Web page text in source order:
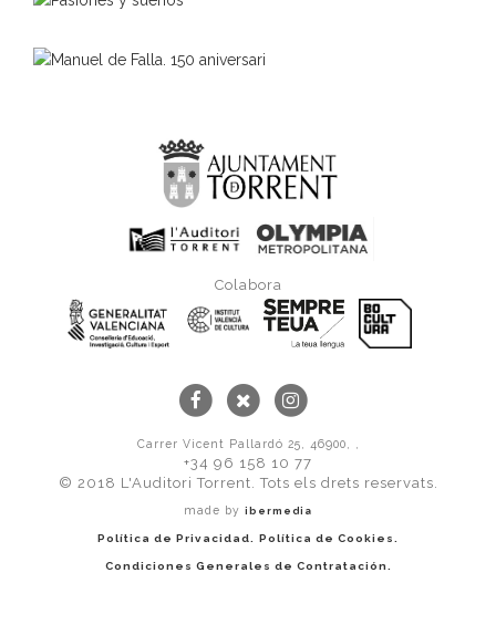
Colabora
Carrer Vicent Pallardó 25, 46900, ,
+34 96 158 10 77
© 2018 L'Auditori Torrent. Tots els drets reservats.
made by ibermedia
Política de Privacidad. Política de Cookies.
Condiciones Generales de Contratación.